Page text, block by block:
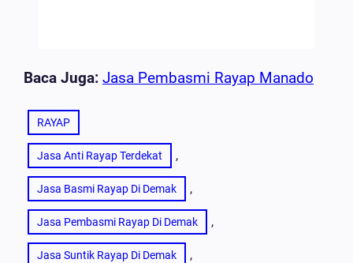
Baca Juga: Jasa Pembasmi Rayap Manado
RAYAP
Jasa Anti Rayap Terdekat ,
Jasa Basmi Rayap Di Demak ,
Jasa Pembasmi Rayap Di Demak ,
Jasa Suntik Rayap Di Demak ,